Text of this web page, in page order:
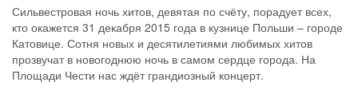
Сильвестровая ночь хитов, девятая по счёту, порадует всех,
кто окажется 31 декабря 2015 года в кузнице Польши – городе
Катовице. Сотня новых и десятилетиями любимых хитов
прозвучат в новогоднюю ночь в самом сердце города. На
Площади Чести нас ждёт грандиозный концерт.